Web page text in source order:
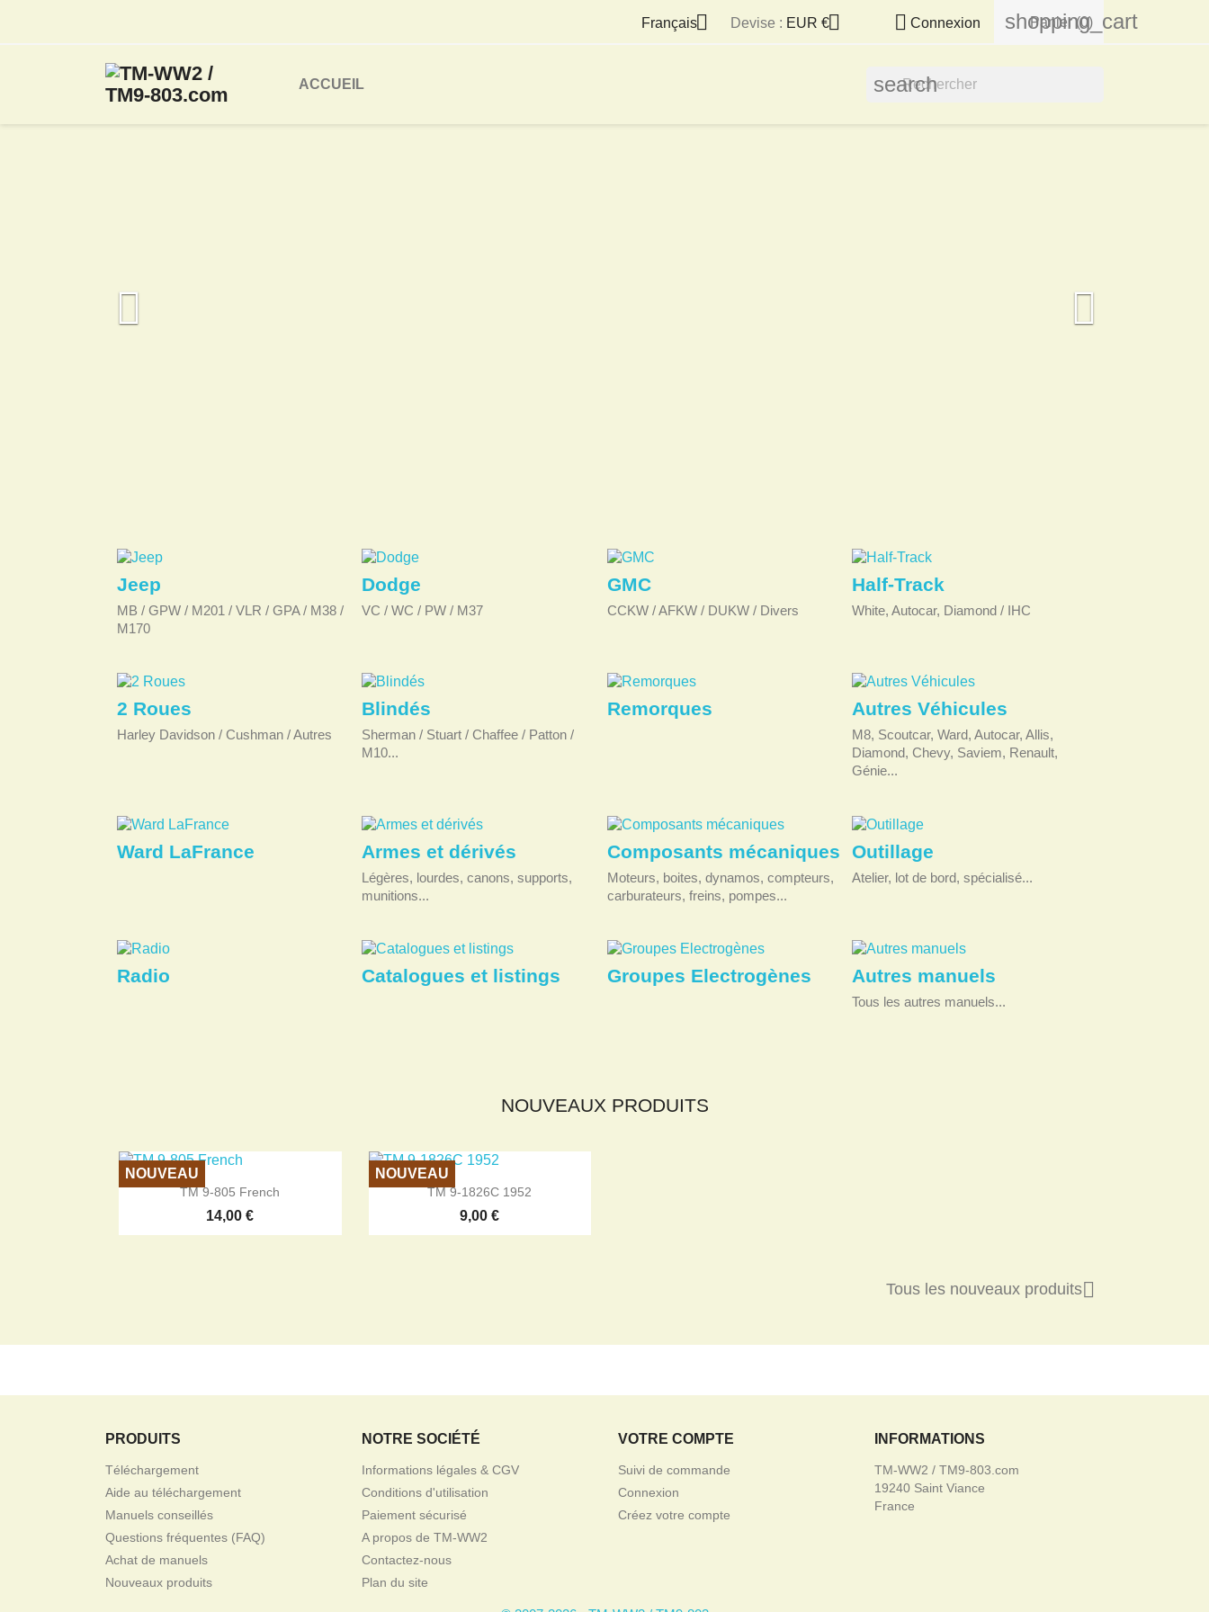
Français Devise : EUR €  Connexion shopping_cart
Panier (0)
ACCUEIL search
 
Jeep
MB / GPW / M201 / VLR / GPA / M38 /
M170
Dodge
VC / WC / PW / M37
GMC
CCKW / AFKW / DUKW / Divers
Half-Track
White, Autocar, Diamond / IHC
2 Roues
Harley Davidson / Cushman / Autres
Blindés
Sherman / Stuart / Chaffee / Patton /
M10...
Remorques Autres Véhicules
M8, Scoutcar, Ward, Autocar, Allis,
Diamond, Chevy, Saviem, Renault,
Génie...
Ward LaFrance Armes et dérivés
Légères, lourdes, canons, supports,
munitions...
Composants mécaniques
Moteurs, boites, dynamos, compteurs,
carburateurs, freins, pompes...
Outillage
Atelier, lot de bord, spécialisé...
Radio Catalogues et listings Groupes Electrogènes Autres manuels
Tous les autres manuels...
NOUVEAUX PRODUITS
 Aperçu rapide
TM 9-805 French
14,00 €
NOUVEAU
 Aperçu rapide
TM 9-1826C 1952
9,00 €
NOUVEAU
Tous les nouveaux produits
PRODUITS
Téléchargement
Aide au téléchargement
Manuels conseillés
Questions fréquentes (FAQ)
Achat de manuels
Nouveaux produits
NOTRE SOCIÉTÉ
Informations légales & CGV
Conditions d'utilisation
Paiement sécurisé
A propos de TM-WW2
Contactez-nous
Plan du site
VOTRE COMPTE
Suivi de commande
Connexion
Créez votre compte
INFORMATIONS
TM-WW2 / TM9-803.com
19240 Saint Viance
France